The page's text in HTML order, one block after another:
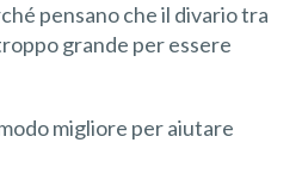
pensano che il divario tra
grande per essere
migliore per aiutare